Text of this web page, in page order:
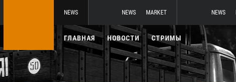
NEWS NEWS MARKET NEWS
ГЛАВНАЯ НОВОСТИ СТРИМЫ